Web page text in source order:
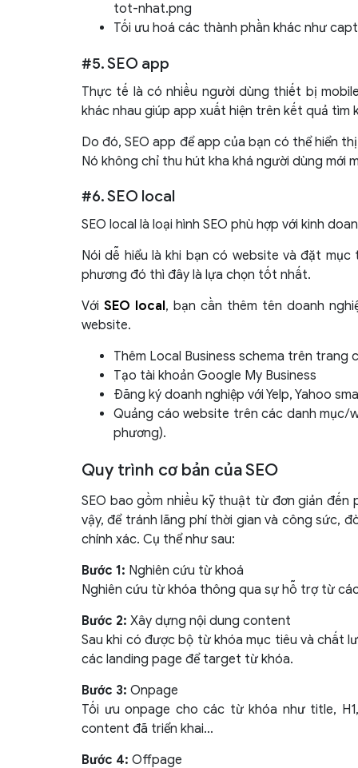
tot-nhat.png
Tối ưu hoá các thành phần khác như
#5. SEO app
Thực tế là có nhiều người dùng thiết bị
khác nhau giúp app xuất hiện trên kết quả tìm
Do đó, SEO app để app của bạn có thể hiển
Nó không chỉ thu hút kha khá người dùng mới
#6. SEO local
SEO local là loại hình SEO phù hợp với kinh
Nói dễ hiểu là khi bạn có website và đặt
phương đó thì đây là lựa chọn tốt nhất.
Với SEO local, bạn cần thêm tên doanh
website.
Thêm Local Business schema trên trang
Tạo tài khoản Google My Business
Đăng ký doanh nghiệp với Yelp, Yahoo
Quảng cáo website trên các danh mục/
phương).
Quy trình cơ bản của SEO
SEO bao gồm nhiều kỹ thuật từ đơn giản đến
vậy, để tránh lãng phí thời gian và công sức,
chính xác. Cụ thể như sau:
Bước 1: Nghiên cứu từ khoá
Nghiên cứu từ khóa thông qua sự hỗ trợ từ
Bước 2: Xây dựng nội dung content
Sau khi có được bộ từ khóa mục tiêu và chất
các landing page để target từ khóa.
Bước 3: Onpage
Tối ưu onpage cho các từ khóa như title,
content đã triển khai…
Bước 4: Offpage